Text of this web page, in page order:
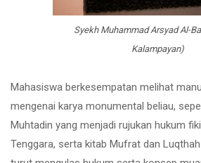
Syekh Muhammad Arsyad Al-
Kalampayan)
Mahasiswa berkesempatan melihat
mengenai karya monumental beliau,
Muhtadin yang menjadi rujukan hukum
Tenggara, serta kitab Mufrat dan